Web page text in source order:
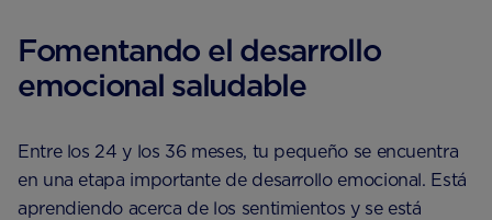
Fomentando el desarrollo
emocional saludable
Entre los 24 y los 36 meses, tu pequeño se encuentra
en una etapa importante de desarrollo emocional. Está
aprendiendo acerca de los sentimientos y se está